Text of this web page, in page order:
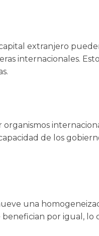
extranjero
internacionales.
organismos
de los
una
benefician por igual,